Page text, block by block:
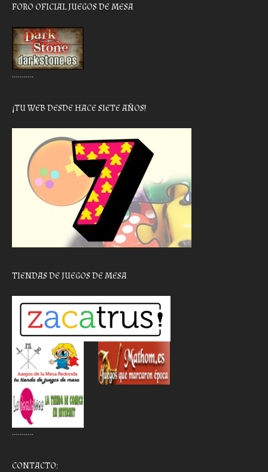
FORO OFICIAL JUEGOS DE MESA
………..
¡TU WEB DESDE HACE SIETE AÑOS!
TIENDAS DE JUEGOS DE MESA
………..
CONTACTO: